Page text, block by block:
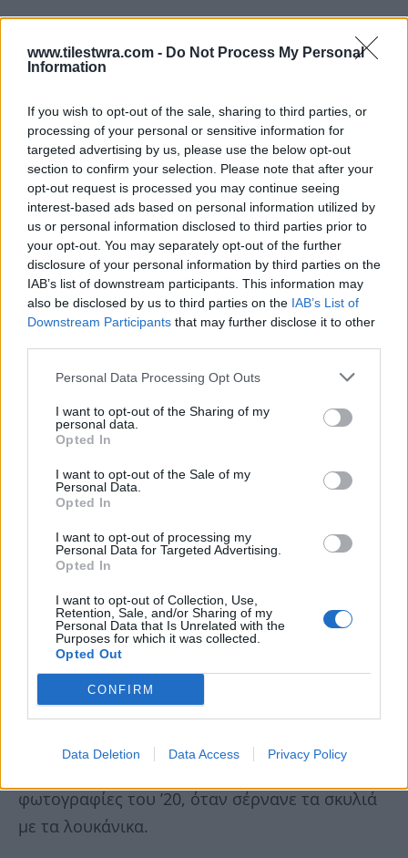
www.tilestwra.com - Do Not Process My Personal
Information
If you wish to opt-out of the sale, sharing to third parties, or
processing of your personal or sensitive information for
targeted advertising by us, please use the below opt-out
section to confirm your selection. Please note that after your
opt-out request is processed you may continue seeing
interest-based ads based on personal information utilized by
us or personal information disclosed to third parties prior to
your opt-out. You may separately opt-out of the further
disclosure of your personal information by third parties on the
IAB’s list of downstream participants. This information may
also be disclosed by us to third parties on the IAB’s List of
Downstream Participants that may further disclose it to other
Personal Data Processing Opt Outs
I want to opt-out of the Sharing of my
personal data.
Opted In
I want to opt-out of the Sale of my
Personal Data.
Opted In
I want to opt-out of processing my
Personal Data for Targeted Advertising.
Opted In
I want to opt-out of Collection, Use,
Retention, Sale, and/or Sharing of my
Personal Data that Is Unrelated with the
Purposes for which it was collected.
Opted Out
CONFIRM
Data Deletion Data Access Privacy Policy
Γιατί στη Σταδίου του ’60 ο κόσμος πέρναγε,
κοίταζε και γύρναγε σπίτι γιατί με το δώρο
έπρεπε να πληρώσει το ηλεκτρικό ή το νερό.
φωτογραφίες του ’20, όταν σέρνανε τα σκυλιά
με τα λουκάνικα.